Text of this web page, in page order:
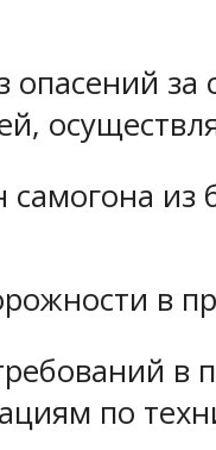
опасений
самогона
в
в
по